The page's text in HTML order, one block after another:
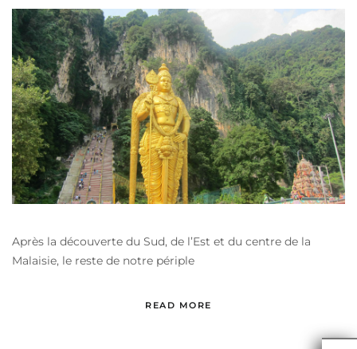
Après la découverte du Sud, de l’Est et du centre de la
Malaisie, le reste de notre périple
READ MORE